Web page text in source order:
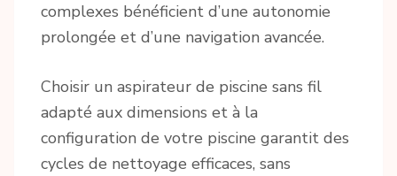
complexes bénéficient d’une autonomie
prolongée et d’une navigation avancée.
Choisir un aspirateur de piscine sans fil
adapté aux dimensions et à la
configuration de votre piscine garantit des
cycles de nettoyage efficaces, sans